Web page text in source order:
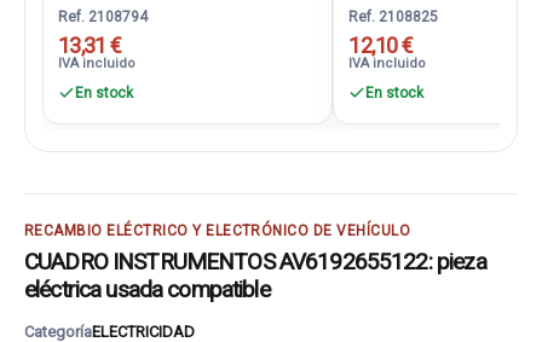
Ref. 2108794
13,31 €
IVA incluido
En stock
Ref. 2108825
12,10 €
IVA incluido
En stock
RECAMBIO ELÉCTRICO Y ELECTRÓNICO DE VEHÍCULO
CUADRO INSTRUMENTOS AV6192655122: pieza
eléctrica usada compatible
CategoríaELECTRICIDAD